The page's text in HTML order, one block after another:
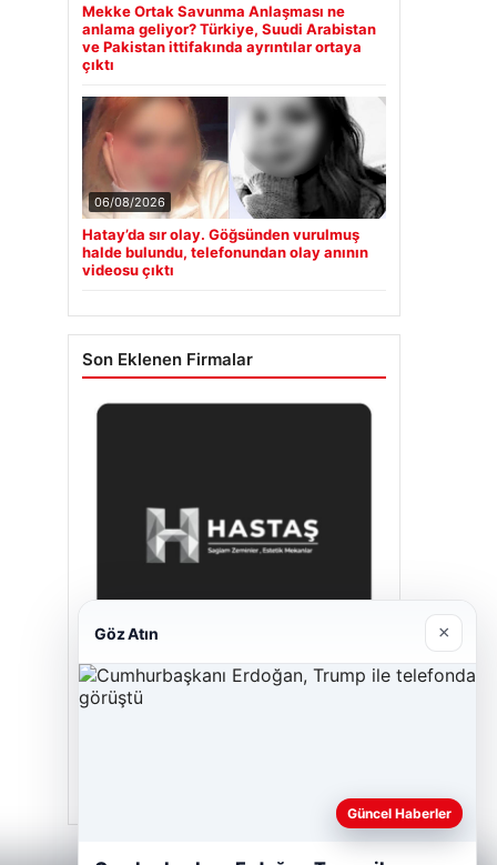
Mekke Ortak Savunma Anlaşması ne
anlama geliyor? Türkiye, Suudi Arabistan
ve Pakistan ittifakında ayrıntılar ortaya
çıktı
06/08/2026
Hatay’da sır olay. Göğsünden vurulmuş
halde bulundu, telefonundan olay anının
videosu çıktı
Son Eklenen Firmalar
Hastaş Beton
Göz Atın ×
Güncel Haberler